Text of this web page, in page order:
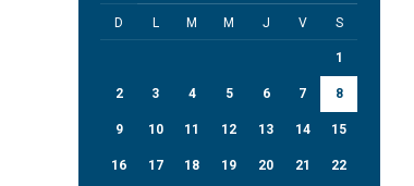
D L M M J V S
1
2 3 4 5 6 7 8
9 10 11 12 13 14 15
16 17 18 19 20 21 22